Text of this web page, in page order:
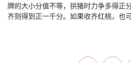
牌的大小分值不等，拱猪时力争多得正
齐则得到正一千分。如果收齐红桃，也